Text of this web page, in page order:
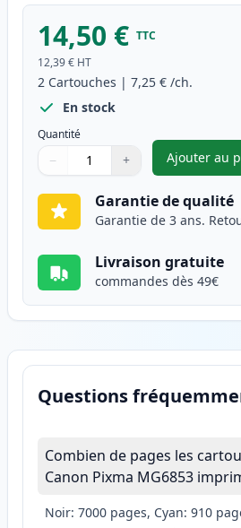
14,50 € TTC
12,39 € HT
2 Cartouches | 7,25 € /ch.
En stock
Quantité
Quantité
Utilisez les boutons pour ajuster
− +
Quantité
Ajouter au
,
Garantie de qualité
Garantie de 3 ans.
Livraison gratuite
commandes dès 49€
Questions
Combien de pages les
Canon Pixma MG6853
Noir: 7000 pages, Cyan: 910